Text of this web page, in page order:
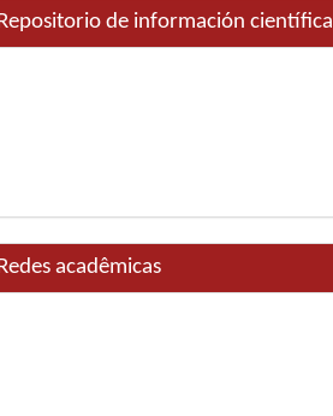
de información científica
acadêmicas